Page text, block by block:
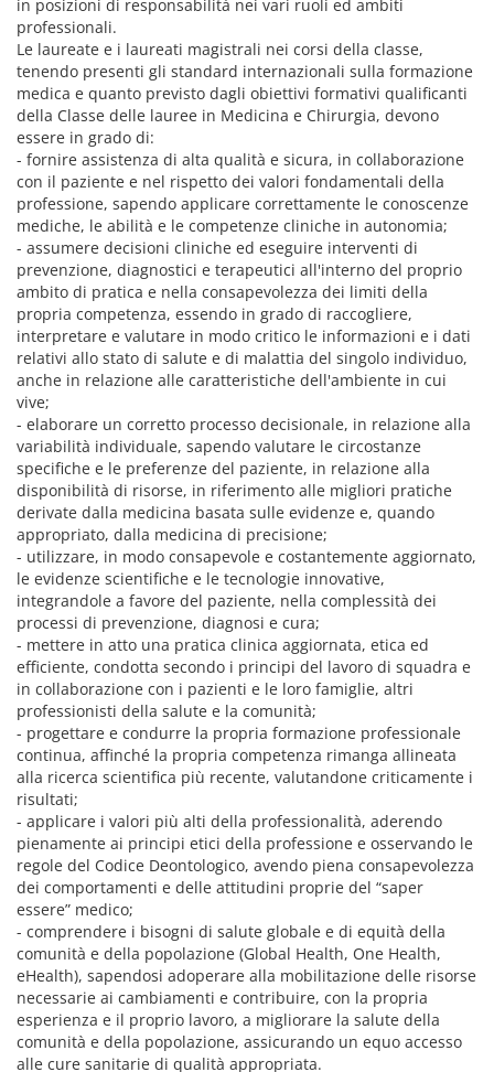
in posizioni di responsabilità nei vari ruoli ed ambiti
professionali.
Le laureate e i laureati magistrali nei corsi della classe,
tenendo presenti gli standard internazionali sulla formazione
medica e quanto previsto dagli obiettivi formativi qualificanti
della Classe delle lauree in Medicina e Chirurgia, devono
essere in grado di:
- fornire assistenza di alta qualità e sicura, in collaborazione
con il paziente e nel rispetto dei valori fondamentali della
professione, sapendo applicare correttamente le conoscenze
mediche, le abilità e le competenze cliniche in autonomia;
- assumere decisioni cliniche ed eseguire interventi di
prevenzione, diagnostici e terapeutici all'interno del proprio
ambito di pratica e nella consapevolezza dei limiti della
propria competenza, essendo in grado di raccogliere,
interpretare e valutare in modo critico le informazioni e i dati
relativi allo stato di salute e di malattia del singolo individuo,
anche in relazione alle caratteristiche dell'ambiente in cui
vive;
- elaborare un corretto processo decisionale, in relazione alla
variabilità individuale, sapendo valutare le circostanze
specifiche e le preferenze del paziente, in relazione alla
disponibilità di risorse, in riferimento alle migliori pratiche
derivate dalla medicina basata sulle evidenze e, quando
appropriato, dalla medicina di precisione;
- utilizzare, in modo consapevole e costantemente aggiornato,
le evidenze scientifiche e le tecnologie innovative,
integrandole a favore del paziente, nella complessità dei
processi di prevenzione, diagnosi e cura;
- mettere in atto una pratica clinica aggiornata, etica ed
efficiente, condotta secondo i principi del lavoro di squadra e
in collaborazione con i pazienti e le loro famiglie, altri
professionisti della salute e la comunità;
- progettare e condurre la propria formazione professionale
continua, affinché la propria competenza rimanga allineata
alla ricerca scientifica più recente, valutandone criticamente i
risultati;
- applicare i valori più alti della professionalità, aderendo
pienamente ai principi etici della professione e osservando le
regole del Codice Deontologico, avendo piena consapevolezza
dei comportamenti e delle attitudini proprie del “saper
essere” medico;
- comprendere i bisogni di salute globale e di equità della
comunità e della popolazione (Global Health, One Health,
eHealth), sapendosi adoperare alla mobilitazione delle risorse
necessarie ai cambiamenti e contribuire, con la propria
esperienza e il proprio lavoro, a migliorare la salute della
comunità e della popolazione, assicurando un equo accesso
alle cure sanitarie di qualità appropriata.